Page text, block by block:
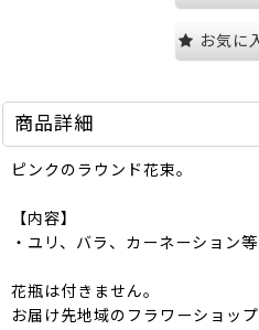
お気に
商品詳細
ピンクのラウンド花束。
【内容】
・ユリ、バラ、カーネーション等
花瓶は付きません。
お届け先地域のフラワーショッ